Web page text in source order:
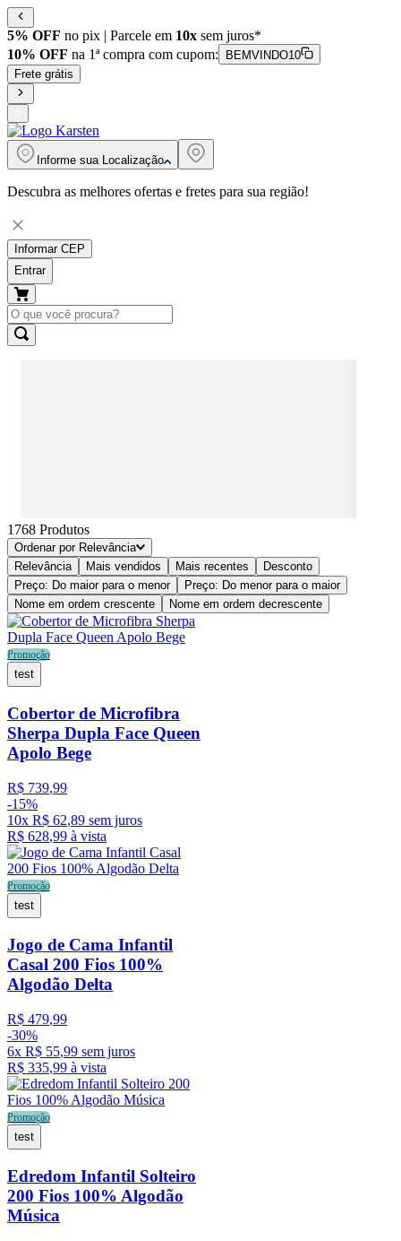
5% OFF no pix | Parcele em 10x sem juros*
10% OFF na 1ª compra com cupom:
BEMVINDO10
Frete grátis
Informe sua Localização
Descubra as melhores ofertas e fretes para sua região!
Informar CEP
Entrar
1768 Produtos
Ordenar por Relevância
Relevância
Mais vendidos Mais recentes
Desconto
Preço: Do maior para o menor
Preço: Do menor para o maior
Nome em ordem crescente
Nome em ordem decrescente
Promoção
test
Cobertor de Microfibra
Sherpa Dupla Face Queen
Apolo Bege
R$ 739,99
-15%
10x R$ 62,89 sem juros
R$ 628,99 à vista
Promoção
test
Jogo de Cama Infantil
Casal 200 Fios 100%
Algodão Delta
R$ 479,99
-30%
6x R$ 55,99 sem juros
R$ 335,99 à vista
Promoção
test
Edredom Infantil Solteiro
200 Fios 100% Algodão
Música